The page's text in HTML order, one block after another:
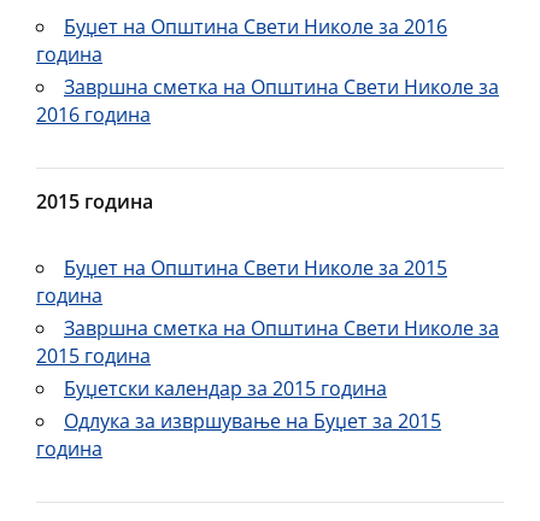
Буџет на Општина Свети Николе за 2016
година
Завршна сметка на Општина Свети Николе за
2016 година
2015 година
Буџет на Општина Свети Николе за 2015
година
Завршна сметка на Општина Свети Николе за
2015 година
Буџетски календар за 2015 година
Одлука за извршување на Буџет за 2015
година